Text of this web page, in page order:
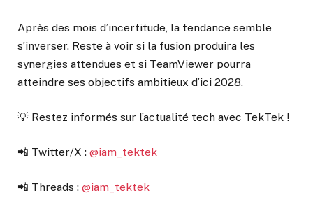
Après des mois d’incertitude, la tendance semble
s’inverser. Reste à voir si la fusion produira les
synergies attendues et si TeamViewer pourra
atteindre ses objectifs ambitieux d’ici 2028.
💡 Restez informés sur l’actualité tech avec TekTek !
📲 Twitter/X : @iam_tektek
📲 Threads : @iam_tektek